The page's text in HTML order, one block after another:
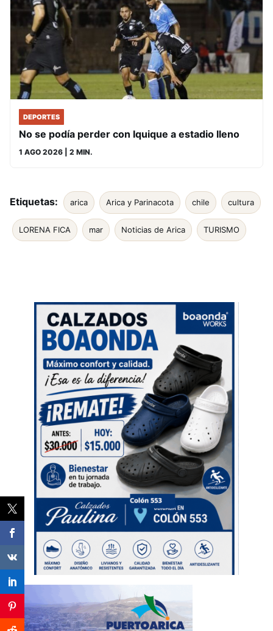
DEPORTES
No se podía perder con Iquique a estadio lleno
1 AGO 2026 | 2 MIN.
Etiquetas: arica Arica y Parinacota chile cultura
LORENA FICA mar Noticias de Arica TURISMO